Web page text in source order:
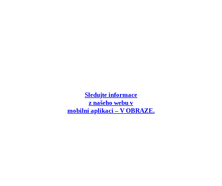
Sledujte informace
z našeho webu v
mobilní aplikaci – V OBRAZE.